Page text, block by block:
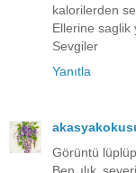
kalorilerden
Ellerine saglik
Sevgiler
Yanıtla
Görüntü
Ben ılık